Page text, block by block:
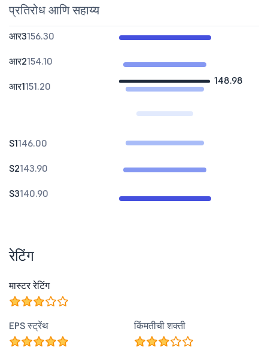
प्रतिरोध आणि सहाय्य
148.98
आर3156.30
आर2154.10
आर1151.20
S1146.00
S2143.90
S3140.90
रेटिंग
मास्टर रेटिंग
EPS स्ट्रेंथ किंमतीची शक्ती